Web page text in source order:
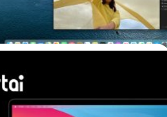
Kit สื่อนอกกำลังรายงานว่าชิป Apple
กแบบบนสถาปัตยกรรม ARM จะเป็นชิป
A13 Bionic ตัวล่าสุดเป็นชิปแบบ 8
ปแบบ 12 Core จะมีหัวที่ทำงานหลัก ๆ
คือ…
งผลิตชิป ARM กับทาง TSMC
อง Mac เร็ว ๆ นี้